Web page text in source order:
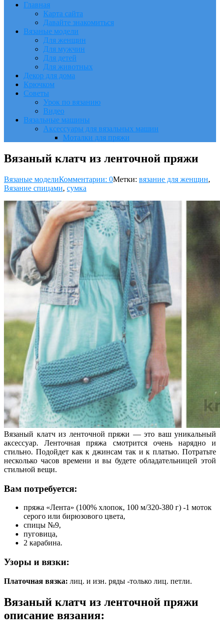
Главная
Карта сайта
Давайте знакомиться
Вязаные модели
Для женщин
Для мужчин
Для детей
Для животных
Декор для дома
Крючком
Советы
Урок по вязанию
Видео
Вязальные машины
Аксессуары для вязальных машин
Моталки для пряжи
Вязаный клатч из ленточной пряжи
Вязаные моделиКомментарии: 0Метки: вязание для женщин,
Вязание спицами, сумка
Вязаный клатч из ленточной пряжи — это ваш уникальный
аксессуар. Ленточная пряжа смотрится очень нарядно и
стильно. Подойдет как к джинсам так и к платью. Потратьте
несколько часов времени и вы будете обладательницей этой
стильной вещи.
Вам потребуется:
пряжа «Лента» (100% хлопок, 100 м/320-380 г) -1 моток
серого или бирюзового цвета,
спицы №9,
пуговица,
2 карабина.
Узоры и вязки:
Платочная вязка: лиц. и изн. ряды -только лиц. петли.
Вязаный клатч из ленточной пряжи
описание вязания: